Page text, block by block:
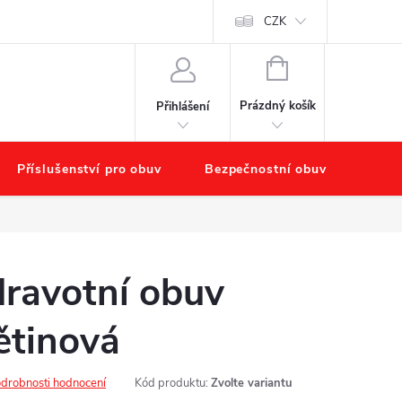
Obchodní podmínky
CZK
Přihlášení
NÁKUPNÍ
Prázdný košík
Příslušenství pro obuv Bezpečnostní obuv
obuv
hodnocení Kód produktu: Zvolte variantu